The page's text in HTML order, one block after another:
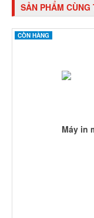
SẢN PHẨM
CÒN HÀNG
Máy in